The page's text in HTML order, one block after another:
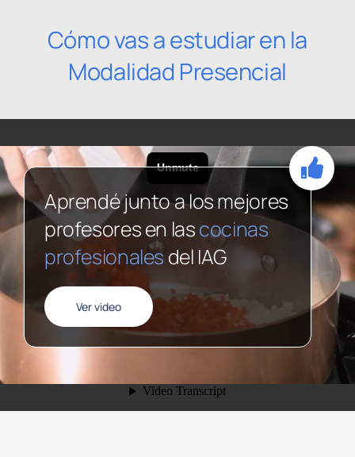
Cómo vas a estudiar en la
Modalidad Presencial
Aprendé junto a los mejores
profesores en lascocinas
profesionales del IAG
Ver video